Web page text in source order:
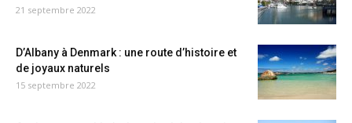
21 septembre 2022
D’Albany à Denmark : une route d’histoire et
de joyaux naturels
15 septembre 2022